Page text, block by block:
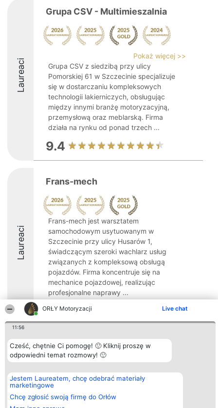
ORŁY Motoryzacji Live chat
11:56
Cześć, chętnie Ci pomogę! 🙂 Kliknij proszę w
odpowiedni temat rozmowy! 🙂
Jestem Laureatem, chcę odebrać materiały
marketingowe
Chcę zgłosić swoją firmę do Orłów
Laureaci
Grupa CSV - Multimieszalnia
Pokaż więcej >>
Grupa CSV z siedzibą przy ulicy
Pomorskiej 61 w Szczecinie specjalizuje
się w dostarczaniu kompleksowych
technologii lakierniczych, obsługując
między innymi branżę motoryzacyjną,
przemysłową oraz meblarską. Firma
działa na rynku od ponad trzech ...
9.4
Laureaci
Frans-mech
Frans-mech jest warsztatem
samochodowym usytuowanym w
Szczecinie przy ulicy Husarów 1,
świadczącym szeroki wachlarz usług
związanych z kompleksową obsługą
pojazdów. Firma koncentruje się na
mechanice pojazdowej, realizując
profesjonalne naprawy ...
9.5
Organizator plebiscytu
Bright Side Solutions sp. z o.
o. sp. k.
Wrocław 50-079
KRS 0000749100 | Regon
381313360 | NIP 8943132676
+48 508 492 400
Plebiscyt
Laureaci
Lista
Laureatów
Zasady
Polityka
Kontakt